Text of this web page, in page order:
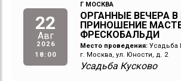
22
Авг
2026
18:00
Г МОСКВА
ОРГАННЫЕ ВЕЧЕРА
ПРИНОШЕНИЕ
ФРЕСКОБАЛЬДИ
Место проведения: Усадьба
г. Москва, ул. Юности, д. 2
Усадьба Кусково